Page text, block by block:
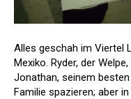
Alles geschah im Viertel
Mexiko. Ryder, der
Jonathan, seinem
Familie spazieren; aber